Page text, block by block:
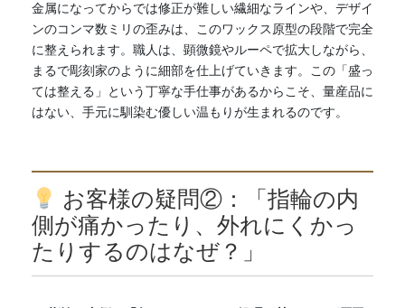
金属になってからでは修正が難しい繊細なラインや、デザイ
ンのコンマ数ミリの歪みは、このワックス原型の段階で完全
に整えられます。職人は、顕微鏡やルーペで拡大しながら、
まるで彫刻家のように細部を仕上げていきます。この「盛っ
ては整える」という丁寧な手仕事があるからこそ、量産品に
はない、手元に馴染む優しい温もりが生まれるのです。
お客様の疑問②：「指輪の内
側が痛かったり、外れにくかっ
たりするのはなぜ？」